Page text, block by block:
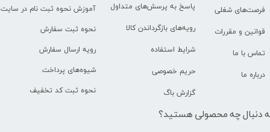
آموزش نحوه ثبت نام در سایت
نحوه ثبت سفارش
رویه ارسال سفارش
شیوه‌های پرداخت
نحوه ثبت کد تخفیف
پاسخ به پرسش‌های متداول
رویه‌های بازگرداندن کالا
شرایط استفاده
حریم خصوصی
گزارش باگ
فرصت‌های شغلی
قوانین و مقررات
تماس با ما
درباره ما
دنبال چه محصولی هستید؟